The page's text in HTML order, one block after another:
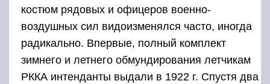
костюм рядовых и офицеров военно-
воздушных сил видоизменялся часто, иногда
радикально. Впервые, полный комплект
зимнего и летнего обмундирования летчикам
РККА интенданты выдали в 1922 г. Спустя два